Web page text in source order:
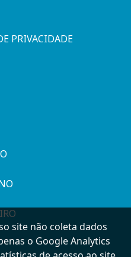
PRIVACIDADE
site não coleta dados
o Google Analytics